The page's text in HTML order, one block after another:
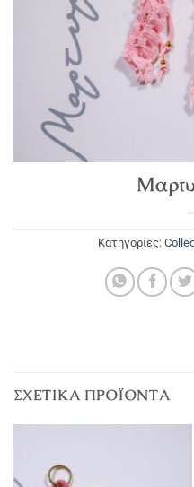
Κατηγορίες:
ΣΧΕΤΙΚΆ ΠΡΟΪΌΝΤΑ